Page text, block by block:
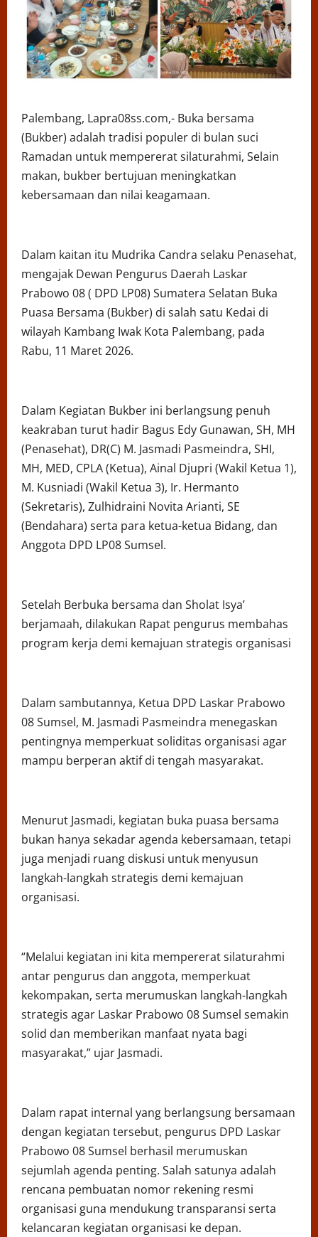
Palembang, Lapra08ss.com,- Buka bersama
(Bukber) adalah tradisi populer di bulan suci
Ramadan untuk mempererat silaturahmi, Selain
makan, bukber bertujuan meningkatkan
kebersamaan dan nilai keagamaan.
Dalam kaitan itu Mudrika Candra selaku Penasehat,
mengajak Dewan Pengurus Daerah Laskar
Prabowo 08 ( DPD LP08) Sumatera Selatan Buka
Puasa Bersama (Bukber) di salah satu Kedai di
wilayah Kambang Iwak Kota Palembang, pada
Rabu, 11 Maret 2026.
Dalam Kegiatan Bukber ini berlangsung penuh
keakraban turut hadir Bagus Edy Gunawan, SH, MH
(Penasehat), DR(C) M. Jasmadi Pasmeindra, SHI,
MH, MED, CPLA (Ketua), Ainal Djupri (Wakil Ketua 1),
M. Kusniadi (Wakil Ketua 3), Ir. Hermanto
(Sekretaris), Zulhidraini Novita Arianti, SE
(Bendahara) serta para ketua-ketua Bidang, dan
Anggota DPD LP08 Sumsel.
Setelah Berbuka bersama dan Sholat Isya’
berjamaah, dilakukan Rapat pengurus membahas
program kerja demi kemajuan strategis organisasi
Dalam sambutannya, Ketua DPD Laskar Prabowo
08 Sumsel, M. Jasmadi Pasmeindra menegaskan
pentingnya memperkuat soliditas organisasi agar
mampu berperan aktif di tengah masyarakat.
Menurut Jasmadi, kegiatan buka puasa bersama
bukan hanya sekadar agenda kebersamaan, tetapi
juga menjadi ruang diskusi untuk menyusun
langkah-langkah strategis demi kemajuan
organisasi.
“Melalui kegiatan ini kita mempererat silaturahmi
antar pengurus dan anggota, memperkuat
kekompakan, serta merumuskan langkah-langkah
strategis agar Laskar Prabowo 08 Sumsel semakin
solid dan memberikan manfaat nyata bagi
masyarakat,” ujar Jasmadi.
Dalam rapat internal yang berlangsung bersamaan
dengan kegiatan tersebut, pengurus DPD Laskar
Prabowo 08 Sumsel berhasil merumuskan
sejumlah agenda penting. Salah satunya adalah
rencana pembuatan nomor rekening resmi
organisasi guna mendukung transparansi serta
kelancaran kegiatan organisasi ke depan.